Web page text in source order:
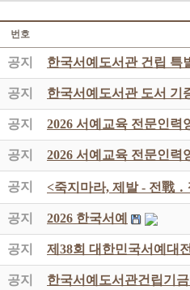
번호
공지 한국서예도서관 건립 특
공지 한국서예도서관 도서 기
공지 2026 서예교육 전문인력
공지 2026 서예교육 전문인력
공지 <죽지마라, 제발 - 전戰 ․
공지 2026 한국서예
공지 제38회 대한민국서예대
공지 한국서예도서관건립기